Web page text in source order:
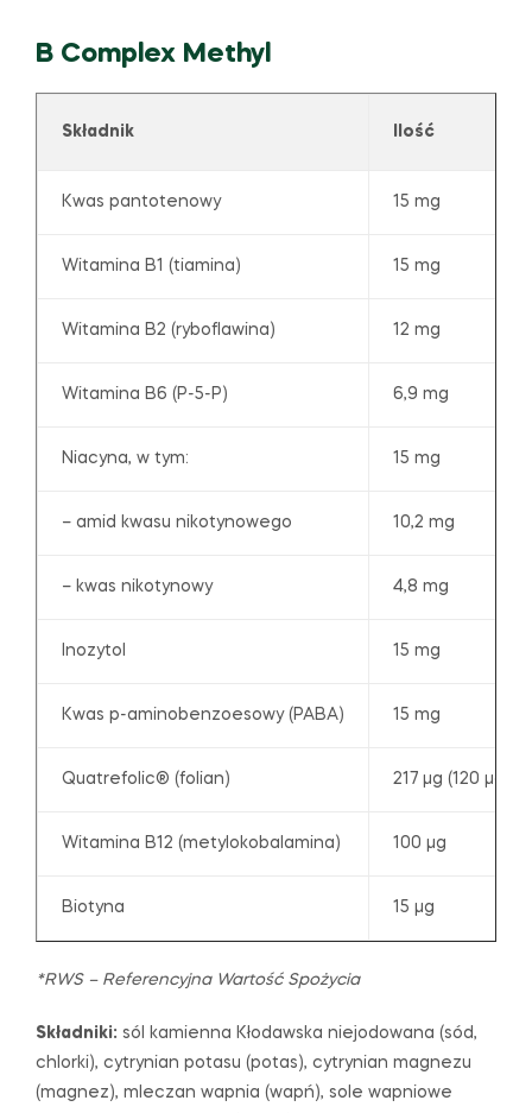
B Complex Methyl
Składnik Ilość
Kwas pantotenowy 15 mg
Witamina B1 (tiamina) 15 mg
Witamina B2 (ryboflawina) 12 mg
Witamina B6 (P-5-P) 6,9 mg
Niacyna, w tym: 15 mg
– amid kwasu nikotynowego 10,2 mg
– kwas nikotynowy 4,8 mg
Inozytol 15 mg
Kwas p-aminobenzoesowy (PABA) 15 mg
Quatrefolic® (folian) 217 µg (120 µg
Witamina B12 (metylokobalamina) 100 µg
Biotyna 15 µg
*RWS – Referencyjna Wartość Spożycia
Składniki: sól kamienna Kłodawska niejodowana (sód,
chlorki), cytrynian potasu (potas), cytrynian magnezu
(magnez), mleczan wapnia (wapń), sole wapniowe